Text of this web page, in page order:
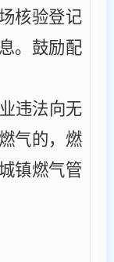
核验登记
。鼓励配
违法向无
气的，燃
镇燃气管